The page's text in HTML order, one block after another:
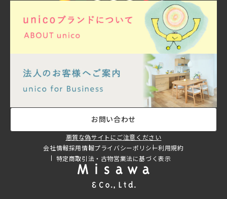
お問い合わせ
悪質な偽サイトにご注意ください
会社情報採用情報プライバシーポリシー利用規約
特定商取引法・古物営業法に基づく表示